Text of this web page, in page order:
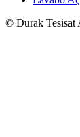
© Durak Tesisat